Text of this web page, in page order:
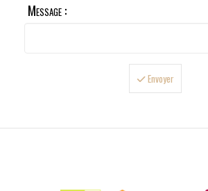
Message :
Envoyer